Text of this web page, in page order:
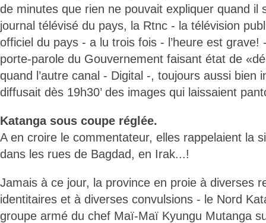
de minutes que rien ne pouvait expliquer quand il
journal télévisé du pays, la Rtnc - la télévision
officiel du pays - a lu trois fois - l’heure est grave!
porte-parole du Gouvernement faisant état de
quand l’autre canal - Digital -, toujours aussi bien
diffusait dès 19h30’ des images qui laissaient
Katanga sous coupe réglée.
A en croire le commentateur, elles rappelaient la
dans les rues de Bagdad, en Irak...!
Jamais à ce jour, la province en proie à diverses
identitaires et à diverses convulsions - le Nord
groupe armé du chef Maï-Maï Kyungu Mutanga